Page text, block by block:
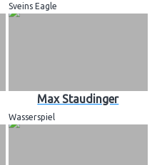
Sveins Eagle
Max Staudinger
Wasserspiel